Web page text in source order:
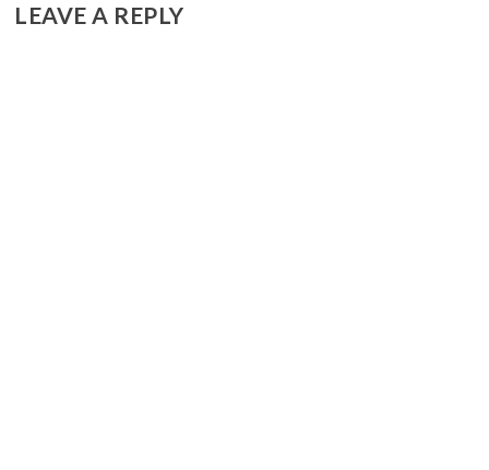
LEAVE A REPLY